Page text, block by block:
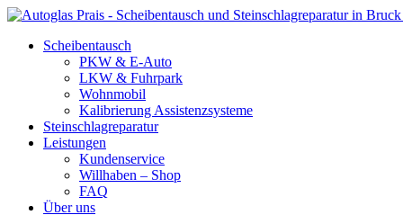
Scheibentausch
PKW & E-Auto
LKW & Fuhrpark
Wohnmobil
Kalibrierung Assistenzsysteme
Steinschlagreparatur
Leistungen
Kundenservice
Willhaben – Shop
FAQ
Über uns